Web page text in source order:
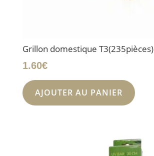
Grillon domestique T3(235pièces)
1.60€
AJOUTER AU PANIER